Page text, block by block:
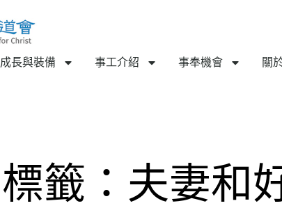
成長與裝備 事工介紹 事奉機會 關
標籤：夫妻和